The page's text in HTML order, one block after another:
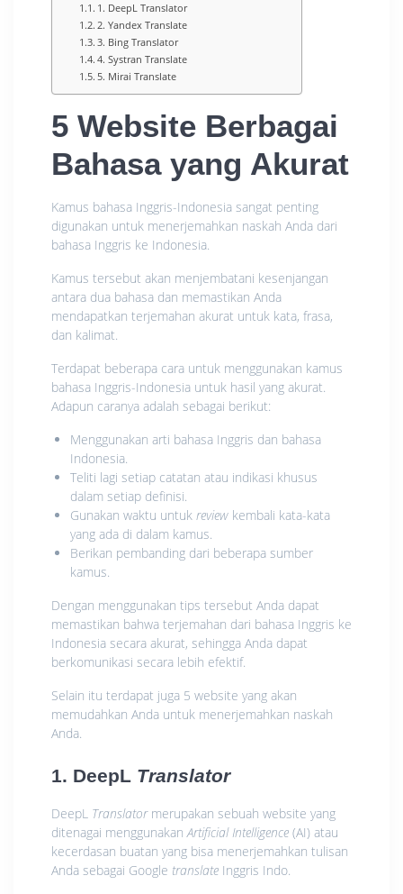
1. DeepL Translator
2. Yandex Translate
3. Bing Translator
4. Systran Translate
5. Mirai Translate
5 Website Berbagai
Bahasa yang Akurat
Kamus bahasa Inggris-Indonesia sangat penting
digunakan untuk menerjemahkan naskah Anda dari
bahasa Inggris ke Indonesia.
Kamus tersebut akan menjembatani kesenjangan
antara dua bahasa dan memastikan Anda
mendapatkan terjemahan akurat untuk kata, frasa,
dan kalimat.
Terdapat beberapa cara untuk menggunakan kamus
bahasa Inggris-Indonesia untuk hasil yang akurat.
Adapun caranya adalah sebagai berikut:
Menggunakan arti bahasa Inggris dan bahasa
Indonesia.
Teliti lagi setiap catatan atau indikasi khusus
dalam setiap definisi.
Gunakan waktu untuk review kembali kata-kata
yang ada di dalam kamus.
Berikan pembanding dari beberapa sumber
kamus.
Dengan menggunakan tips tersebut Anda dapat
memastikan bahwa terjemahan dari bahasa Inggris ke
Indonesia secara akurat, sehingga Anda dapat
berkomunikasi secara lebih efektif.
Selain itu terdapat juga 5 website yang akan
memudahkan Anda untuk menerjemahkan naskah
Anda.
1. DeepL Translator
DeepL Translatormerupakan sebuah website yang
ditenagai menggunakanArtificial Intelligence (AI) atau
kecerdasan buatan yang bisa menerjemahkan tulisan
Anda sebagai Google translate Inggris Indo.